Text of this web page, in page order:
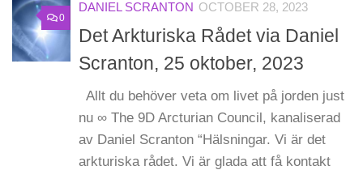
0
DANIEL SCRANTON OCTOBER 28, 2023
Det Arkturiska Rådet via Daniel
Scranton, 25 oktober, 2023
Allt du behöver veta om livet på jorden just
nu ∞ The 9D Arcturian Council, kanaliserad
av Daniel Scranton “Hälsningar. Vi är det
arkturiska rådet. Vi är glada att få kontakt